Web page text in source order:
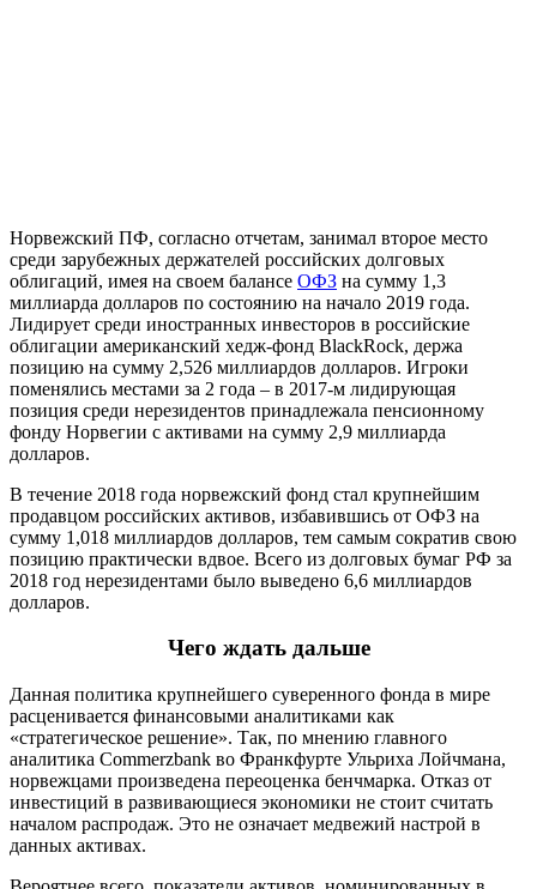
Норвежский ПФ, согласно отчетам, занимал второе место
среди зарубежных держателей российских долговых
облигаций, имея на своем балансе ОФЗ на сумму 1,3
миллиарда долларов по состоянию на начало 2019 года.
Лидирует среди иностранных инвесторов в российские
облигации американский хедж-фонд BlackRock, держа
позицию на сумму 2,526 миллиардов долларов. Игроки
поменялись местами за 2 года – в 2017-м лидирующая
позиция среди нерезидентов принадлежала пенсионному
фонду Норвегии с активами на сумму 2,9 миллиарда
долларов.
В течение 2018 года норвежский фонд стал крупнейшим
продавцом российских активов, избавившись от ОФЗ на
сумму 1,018 миллиардов долларов, тем самым сократив свою
позицию практически вдвое. Всего из долговых бумаг РФ за
2018 год нерезидентами было выведено 6,6 миллиардов
долларов.
Чего ждать дальше
Данная политика крупнейшего суверенного фонда в мире
расценивается финансовыми аналитиками как
«стратегическое решение». Так, по мнению главного
аналитика Commerzbank во Франкфурте Ульриха Лойчмана,
норвежцами произведена переоценка бенчмарка. Отказ от
инвестиций в развивающиеся экономики не стоит считать
началом распродаж. Это не означает медвежий настрой в
данных активах.